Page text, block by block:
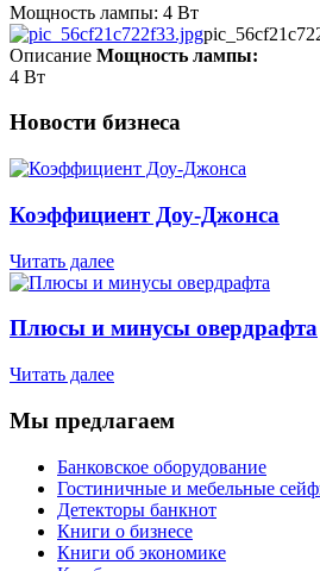
Мощность лампы: 4 Вт
Описание Мощность лампы:
4 Вт
Новости бизнеса
Коэффициент Доу-Джонса
Читать далее
Плюсы и минусы овердрафта
Читать далее
Мы предлагаем
Банковское оборудование
Гостиничные и мебельные
Детекторы банкнот
Книги о бизнесе
Книги об экономике